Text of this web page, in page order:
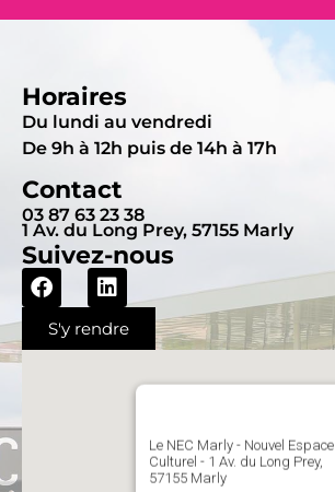
Horaires
Du lundi au vendredi
De 9h à 12h puis de 14h à 17h
Contact
03 87 63 23 38
1 Av. du Long Prey, 57155 Marly
Suivez-nous
S'y rendre
Le NEC Marly - Nouvel Espace
Culturel - 1 Av. du Long Prey,
57155 Marly